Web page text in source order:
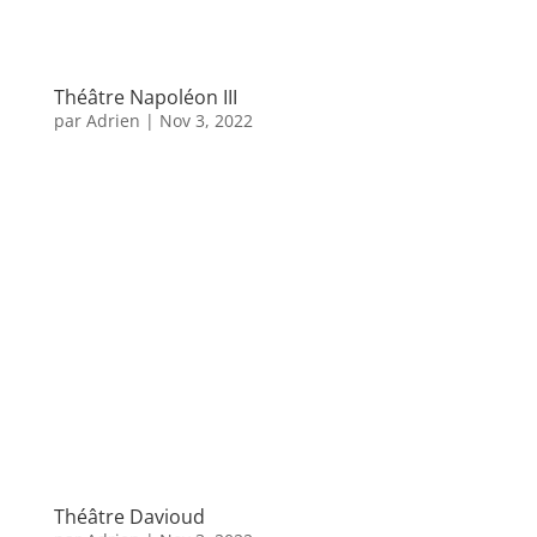
Théâtre Napoléon III
par Adrien | Nov 3, 2022
Théâtre Davioud